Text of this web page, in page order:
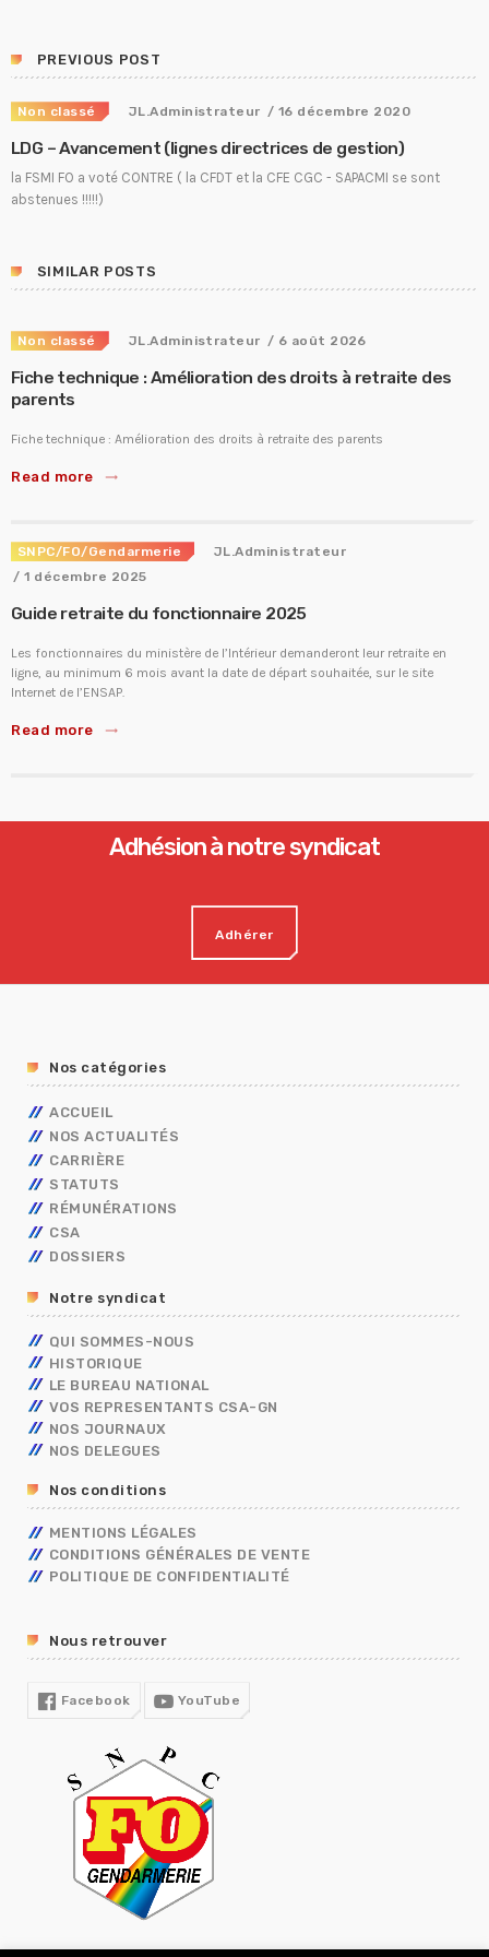
PREVIOUS POST
Non classé JL.Administrateur / 16 décembre 2020
LDG – Avancement (lignes directrices de gestion)
la FSMI FO a voté CONTRE ( la CFDT et la CFE CGC - SAPACMI se sont
abstenues !!!!!)
SIMILAR POSTS
Non classé JL.Administrateur / 6 août 2026
Fiche technique : Amélioration des droits à retraite des
parents
Fiche technique : Amélioration des droits à retraite des parents
Read more trending_flat
SNPC/FO/Gendarmerie
JL.Administrateur
/ 1 décembre 2025
Guide retraite du fonctionnaire 2025
Les fonctionnaires du ministère de l’Intérieur demanderont leur retraite en
ligne, au minimum 6 mois avant la date de départ souhaitée, sur le site
Internet de l’ENSAP.
Read more trending_flat
Adhésion à notre syndicat
Adhérer
Nos catégories
ACCUEIL
NOS ACTUALITÉS
CARRIÈRE
AVANCEMENT
TECHNIQUES
OUVRIER DE L’ETAT
MOBILITÉ
CAP
CONCOURS/EXAMENS
STATUTS
FONCTIONNAIRES
ADMINISTRATIFS
OUVRIER DE L’ETAT
CONTRACTUELS
ASSISTANT DE SERVICE SOCIAL
RÉMUNÉRATIONS
CALENDRIER DE PAYE
GRILLES INDICIAIRES
PRIMES
ISS
CSA
GENDARMERIE
DOSSIERS
ELECTIONS PRO 2026
CONGÉS
DIALOGUE SOCIAL
ENTRETIEN PROFESSIONNEL
RÈGLEMENTS INTÉRIEURS
TÉLÉTRAVAIL
TEMPS DE TRAVAIL EN GENDARMERIE
FORMATION
R13
COVID19
Notre syndicat
QUI SOMMES-NOUS
HISTORIQUE
LE BUREAU NATIONAL
VOS REPRESENTANTS CSA-GN
NOS JOURNAUX
NOS DELEGUES
Nos conditions
MENTIONS LÉGALES
CONDITIONS GÉNÉRALES DE VENTE
POLITIQUE DE CONFIDENTIALITÉ
Nous retrouver
Facebook YouTube